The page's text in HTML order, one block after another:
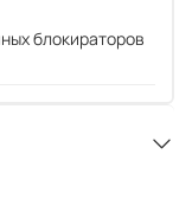
блокираторов